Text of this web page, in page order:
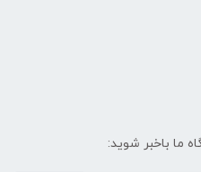
ما باخبر شوید: